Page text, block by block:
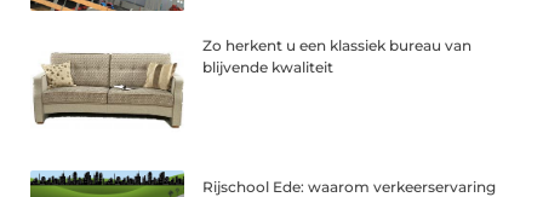
Zo herkent u een klassiek bureau van
blijvende kwaliteit
Rijschool Ede: waarom verkeerservaring